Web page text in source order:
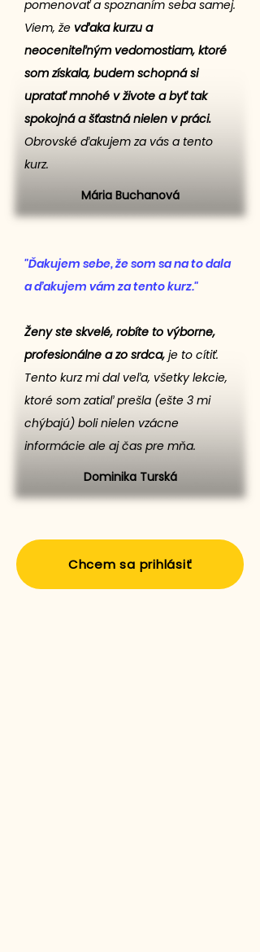
pomenovať a spoznaním seba samej.
Viem, že vďaka kurzu a
neoceniteľným vedomostiam, ktoré
som získala, budem schopná si
upratať mnohé v živote a byť tak
spokojná a šťastná nielen v práci.
Obrovské ďakujem za vás a tento
kurz.
Mária Buchanová
"Ďakujem sebe, že som sa na to dala
a ďakujem vám za tento kurz."
Ženy ste skvelé, robíte to výborne,
profesionálne a zo srdca, je to cítiť.
Tento kurz mi dal veľa, všetky lekcie,
ktoré som zatiaľ prešla (ešte 3 mi
chýbajú) boli nielen vzácne
informácie ale aj čas pre mňa.
Dominika Turská
Chcem sa prihlásiť